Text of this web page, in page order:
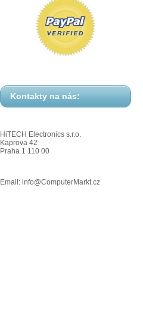
Kontakty na nás:
HiTECH Electronics s.r.o.
Kaprova 42
Praha 1 110 00
Email: info@ComputerMarkt.cz